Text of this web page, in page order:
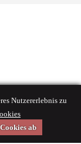
Nutzererlebnis zu
ab